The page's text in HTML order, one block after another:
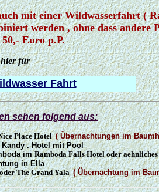
mit einer Wildwasserfahrt (
werden , ohne dass andere
Euro p.P.
für
Fahrt
sehen folgend aus:
Place Hotel( Übernachtungen im
. Hotel mit Pool
imRamboda Falls Hotel oder aehnliches
in Ella
The Grand Yala( Übernachtung im